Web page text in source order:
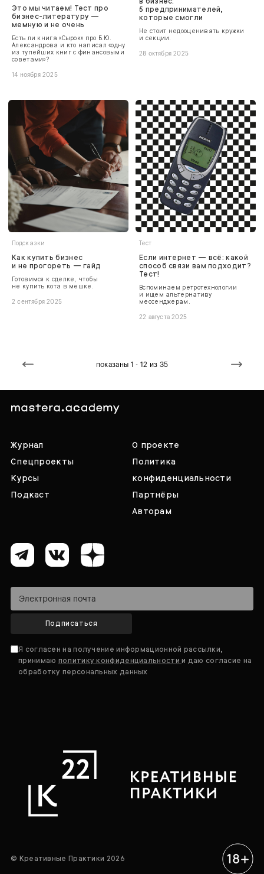
Это мы читаем! Тест про
бизнес-литературу —
мемную и не очень
Есть ли книга «Сырок» про Б.Ю.
Александрова и кто написал «одну
из тупейших книг с финансовыми
советами»?
14 ноября 2025
5 предпринимателей,
которые смогли
Не стоит недооценивать кружки
и секции.
28 октября 2025
Подсказки
Как купить бизнес
и не прогореть — гайд
Готовимся к сделке, чтобы
не купить кота в мешке.
2 сентября 2025
Тест
Если интернет — всё: какой
способ связи вам подходит?
Тест!
Вспоминаем ретротехнологии
и ищем альтернативу
мессенджерам.
22 августа 2025
показаны 1 - 12 из 35
Журнал
Спецпроекты
Курсы
Подкаст
О проекте
Политика
конфиденциальности
Партнёры
Авторам
Подписаться
Я согласен на получение информационной рассылки,
принимаю политику конфиденциальностии даю согласие на
обработку персональных данных
© Креативные Практики 2026